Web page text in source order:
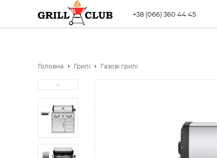
+38 (066) 360 44 45
Головна Грилі Газові грилі